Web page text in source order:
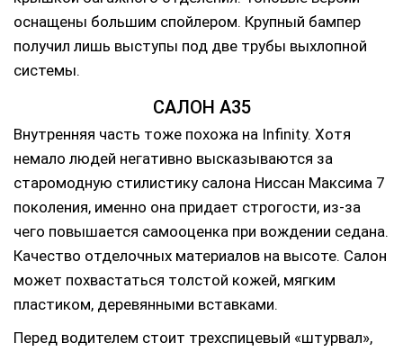
оснащены большим спойлером. Крупный бампер
получил лишь выступы под две трубы выхлопной
системы.
САЛОН А35
Внутренняя часть тоже похожа на Infinity. Хотя
немало людей негативно высказываются за
старомодную стилистику салона Ниссан Максима 7
поколения, именно она придает строгости, из-за
чего повышается самооценка при вождении седана.
Качество отделочных материалов на высоте. Салон
может похвастаться толстой кожей, мягким
пластиком, деревянными вставками.
Перед водителем стоит трехспицевый «штурвал»,